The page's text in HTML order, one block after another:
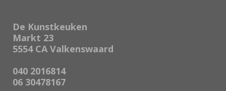
De Kunstkeuken
Markt 23
5554 CA Valkenswaard
040 2016814
06 30478167